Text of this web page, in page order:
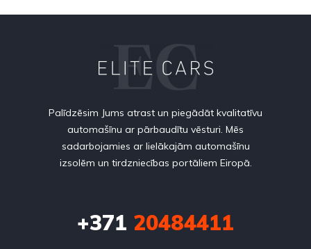
Palīdzēsim Jums atrast un piegādāt kvalitatīvu
automašīnu ar pārbaudītu vēsturi. Mēs
sadarbojamies ar lielākajām automašīnu
izsolēm un tirdzniecības portāliem Eiropā.
+371 20484411